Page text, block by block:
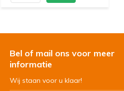
Bel of mail ons voor meer
informatie
Wij staan voor u klaar!